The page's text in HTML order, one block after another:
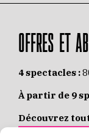
OFFRES ET
4 spectacles :
À partir de 9
Découvrez